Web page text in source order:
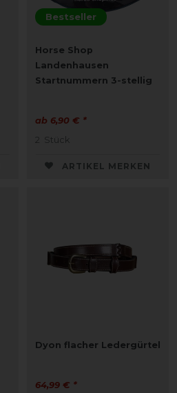
Bestseller
Horse Shop
Landenhausen
Startnummern 3-stellig
ab 6,90 € *
2 Stück
ARTIKEL MERKEN
Dyon flacher Ledergürtel
64,99 € *